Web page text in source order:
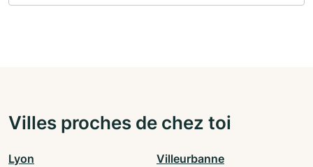
Villes proches de chez toi
Lyon Villeurbanne